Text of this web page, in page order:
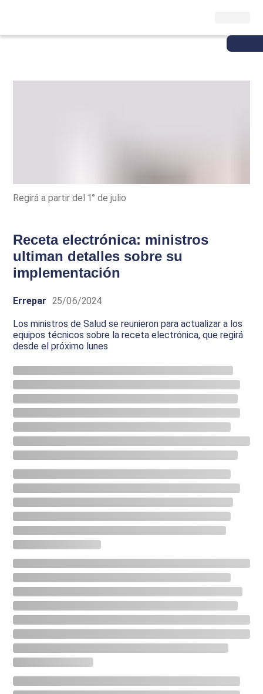
Regirá a partir del 1° de julio
Receta electrónica: ministros
ultiman detalles sobre su
implementación
Errepar 25/06/2024
Los ministros de Salud se reunieron para actualizar a los
equipos técnicos sobre la receta electrónica, que regirá
desde el próximo lunes